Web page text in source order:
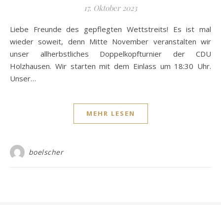
17. Oktober 2023
Liebe Freunde des gepflegten Wettstreits! Es ist mal
wieder soweit, denn Mitte November veranstalten wir
unser allherbstliches Doppelkopfturnier der CDU
Holzhausen. Wir starten mit dem Einlass um 18:30 Uhr.
Unser…
MEHR LESEN
boelscher